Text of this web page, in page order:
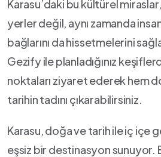
Karasu’daki ​bu kültürel
⁣yerler değil, aynı zamanda
bağlarını da hissetmelerini‍
Gezify ile planladığınız
noktaları‌ ziyaret ederek hem
tarihin tadını çıkarabilirsiniz.
Karasu, doğa ve⁢ tarih ⁣ile iç içe
eşsiz bir destinasyon sunuyor.⁤